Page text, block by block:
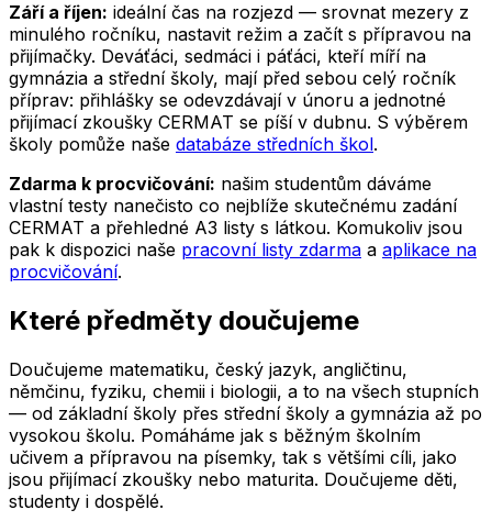
Září a říjen: ideální čas na rozjezd — srovnat mezery z
minulého ročníku, nastavit režim a začít s přípravou na
přijímačky. Deváťáci, sedmáci i páťáci, kteří míří na
gymnázia a střední školy, mají před sebou celý ročník
příprav: přihlášky se odevzdávají v únoru a jednotné
přijímací zkoušky CERMAT se píší v dubnu. S výběrem
školy pomůže naše databáze středních škol.
Zdarma k procvičování: našim studentům dáváme
vlastní testy nanečisto co nejblíže skutečnému zadání
CERMAT a přehledné A3 listy s látkou. Komukoliv jsou
pak k dispozici naše pracovní listy zdarma a aplikace na
procvičování.
Které předměty doučujeme
Doučujeme matematiku, český jazyk, angličtinu,
němčinu, fyziku, chemii i biologii, a to na všech stupních
— od základní školy přes střední školy a gymnázia až po
vysokou školu. Pomáháme jak s běžným školním
učivem a přípravou na písemky, tak s většími cíli, jako
jsou přijímací zkoušky nebo maturita. Doučujeme děti,
studenty i dospělé.